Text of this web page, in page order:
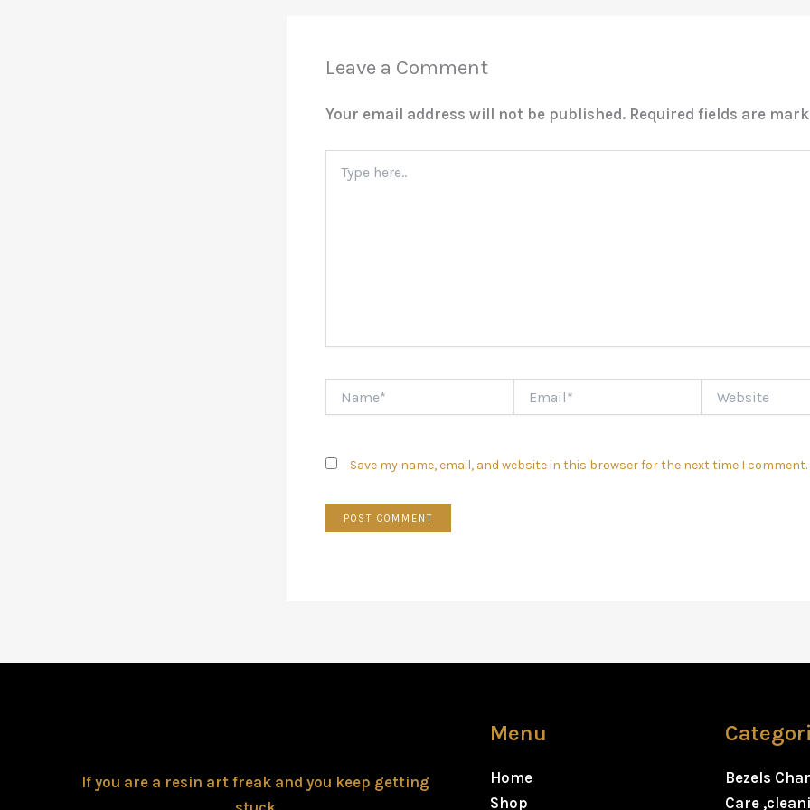
Leave a Comment
Your email address will not be published. Required fields are
here..
Save my name, email, and website in this browser for the next time I comment.
If you are a resin art freak and you keep getting
Menu
Home
Shop
Bezels
Care